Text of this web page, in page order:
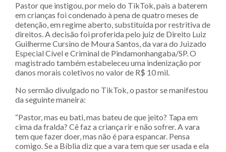
Pastor que instigou, por meio do TikTok, pais a baterem
em crianças foi condenado à pena de quatro meses de
detenção, em regime aberto, substituída por restritiva de
direitos. A decisão foi proferida pelo juiz de Direito Luiz
Guilherme Cursino de Moura Santos, da vara do Juizado
Especial Cível e Criminal de Pindamonhangaba/SP. O
magistrado também estabeleceu uma indenização por
danos morais coletivos no valor de R$ 10 mil.
No sermão divulgado no TikTok, o pastor se manifestou
da seguinte maneira:
“Pastor, mas eu bati, mas bateu de que jeito? Tapa em
cima da fralda? Cê faz a criança rir e não sofrer. A vara
tem que fazer doer, mas não é para espancar. Pensa
comigo. Se a Bíblia diz que a vara tem que ser usada e ela